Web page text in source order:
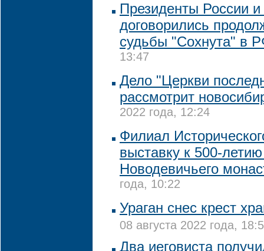
Президенты России
договорились
судьбы "Сохнута" в
13:47
Дело "Церкви
рассмотрит
2022 года, 12:24
Филиал
выставку к 500-
Новодевичьего
года, 10:22
Ураган снес крест
08 августа 2022 года,
Два иеговиста